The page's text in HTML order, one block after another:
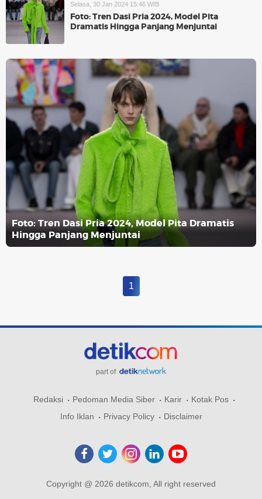
Selasa, 30 Jan 2024 15:46 WIB
Foto: Tren Dasi Pria 2024, Model Pita
Dramatis Hingga Panjang Menjuntai
Foto: Tren Dasi Pria 2024, Model Pita Dramatis
Hingga Panjang Menjuntai
1
part of
Redaksi Pedoman Media Siber Karir
Kotak Pos
Info Iklan
Privacy Policy Disclaimer
Copyright @ 2026 detikcom, All right reserved